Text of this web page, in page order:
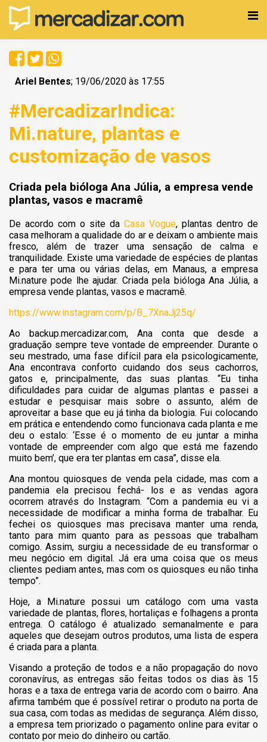
Ariel Bentes; 19/06/2020 às 17:55
#MercadizarIndica:
Mi.nature, plantas e
customização de vasos
Criada pela bióloga Ana Júlia, a empresa vende
plantas, vasos e macramê
De acordo com o site da Casa Vogue, plantas dentro de
casa melhoram a qualidade do ar e deixam o ambiente mais
fresco, além de trazer uma sensação de calma e
tranquilidade. Existe uma variedade de espécies de plantas
e para ter uma ou várias delas, em Manaus, a empresa
Mi.nature pode lhe ajudar. Criada pela bióloga Ana Júlia, a
empresa vende plantas, vasos e macramê.
https://www.instagram.com/p/B_7XnaJj25q/
Ao backup.mercadizar.com, Ana conta que desde a
graduação sempre teve vontade de empreender. Durante o
seu mestrado, uma fase difícil para ela psicologicamente,
Ana encontrava conforto cuidando dos seus cachorros,
gatos e, principalmente, das suas plantas. “Eu tinha
dificuldades para cuidar de algumas plantas e passei a
estudar e pesquisar mais sobre o assunto, além de
aproveitar a base que eu já tinha da biologia. Fui colocando
em prática e entendendo como funcionava cada planta e me
deu o estalo: ‘Esse é o momento de eu juntar a minha
vontade de empreender com algo que está me fazendo
muito bem’, que era ter plantas em casa”, disse ela.
Ana montou quiosques de venda pela cidade, mas com a
pandemia ela precisou fechá- los e as vendas agora
ocorrem através do Instagram. “Com a pandemia eu vi a
necessidade de modificar a minha forma de trabalhar. Eu
fechei os quiosques mas precisava manter uma renda,
tanto para mim quanto para as pessoas que trabalham
comigo. Assim, surgiu a necessidade de eu transformar o
meu negócio em digital. Já era uma coisa que os meus
clientes pediam antes, mas com os quiosques eu não tinha
tempo”.
Hoje, a Mi.nature possui um catálogo com uma vasta
variedade de plantas, flores, hortaliças e folhagens a pronta
entrega. O catálogo é atualizado semanalmente e para
aqueles que desejam outros produtos, uma lista de espera
é criada para a planta.
Visando a proteção de todos e a não propagação do novo
coronavírus, as entregas são feitas todos os dias às 15
horas e a taxa de entrega varia de acordo com o bairro. Ana
afirma também que é possível retirar o produto na porta de
sua casa, com todas as medidas de segurança. Além disso,
a empresa tem priorizado o pagamento online para evitar o
contato por meio do dinheiro ou cartão.